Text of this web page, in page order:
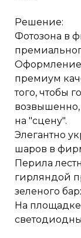
Решение:
Фотозона в
премиум
того, чтобы
на "сцену".
Элегантно
шаров в
Перила
гирляндой
зеленого
На